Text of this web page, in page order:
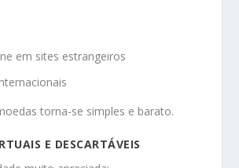
em sites estrangeiros
torna-se simples e barato.
E DESCARTÁVEIS